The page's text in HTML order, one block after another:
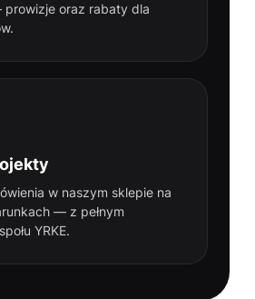
prowizje oraz rabaty dla
w naszym sklepie na
— z pełnym
YRKE.